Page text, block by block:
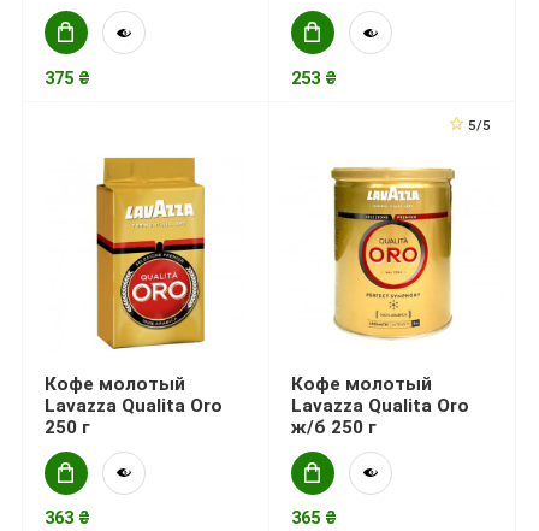
375 ₴ 253 ₴
Кофе молотый
Lavazza Qualita Oro
250 г
363 ₴
5/5
Кофе молотый
Lavazza Qualita Oro
ж/б 250 г
365 ₴